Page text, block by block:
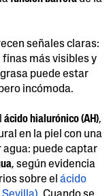
señales claras:
más visibles y
puede estar
incómoda.
ácido hialurónico (AH),
en la piel con una
puede captar
, según evidencia
sobre el ácido